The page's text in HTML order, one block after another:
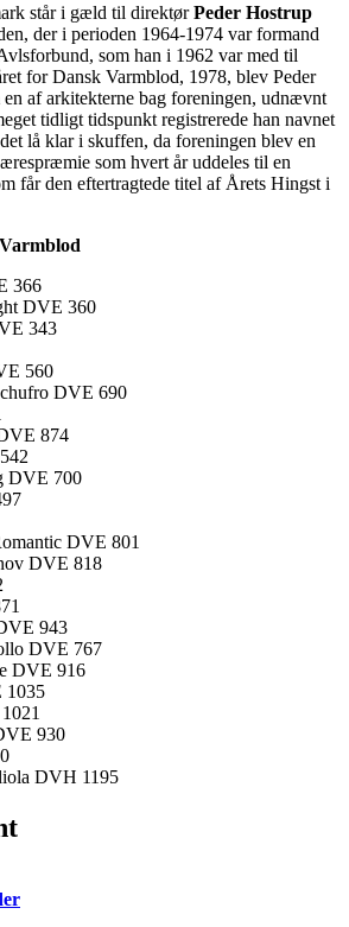
står i gæld til direktørPeder Hostrup
der i perioden 1964-1974 var formand
som han i 1962 var med til
for Dansk Varmblod, 1978, blev Peder
en af arkitekterne bag foreningen, udnævnt
tidligt tidspunkt registrerede han navnet
lå klar i skuffen, da foreningen blev en
som hvert år uddeles til en
får den eftertragtede titel af Årets Hingst i
366
DVE 360
343
560
DVE 690
874
DVE 700
DVE 801
DVE 818
943
DVE 767
DVE 916
1035
930
DVH 1195